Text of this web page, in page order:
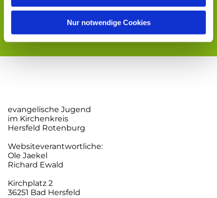
Nur notwendige Cookies
evangelische Jugend
im Kirchenkreis
Hersfeld Rotenburg
Websiteverantwortliche:
Ole Jaekel
Richard Ewald
Kirchplatz 2
36251 Bad Hersfeld